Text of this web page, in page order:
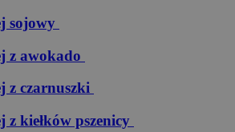
sojowy
z awokado
z czarnuszki
z kiełków pszenicy